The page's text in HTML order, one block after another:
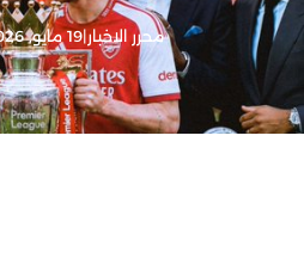
محرر الاخبار|19 مايو, 2026